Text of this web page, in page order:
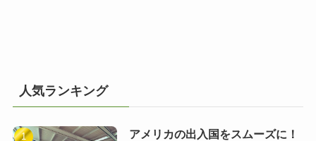
人気ランキング
アメリカの出入国をスムーズに！